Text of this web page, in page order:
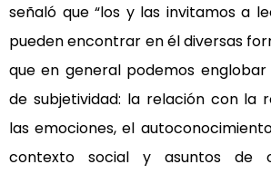
señaló que “los y las invitamos a
pueden encontrar en él diversas
que en general podemos
de subjetividad: la relación con la
las emociones, el
contexto social y asuntos de